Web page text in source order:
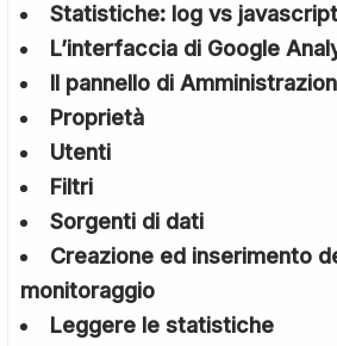
Statistiche: log vs javascript
L’interfaccia di Google
Il pannello di
Proprietà
Utenti
Filtri
Sorgenti di dati
Creazione ed inserimento
monitoraggio
Leggere le statistiche